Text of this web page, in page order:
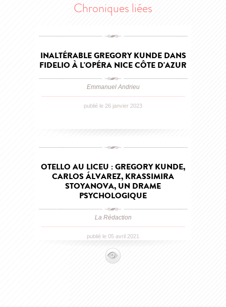
Chroniques liées
INALTÉRABLE GREGORY KUNDE DANS
FIDELIO À L'OPÉRA NICE CÔTE D'AZUR
Emmanuel Andrieu
publié le 26 janvier 2023
OTELLO AU LICEU : GREGORY KUNDE,
CARLOS ÁLVAREZ, KRASSIMIRA
STOYANOVA, UN DRAME
PSYCHOLOGIQUE
La Rédaction
publié le 05 avril 2021